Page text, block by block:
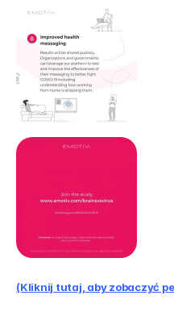
(Kliknij tutaj, aby zobaczyć